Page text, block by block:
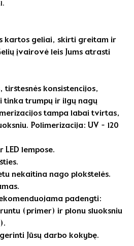
kartos geliai, skirti greitam ir
įvairovė leis Jums atrasti
tirštesnės konsistencijos,
tinka trumpų ir ilgų nagų
tampa labai tvirtas,
Polimerizacija: UV - 120
LED lempose.
nekaitina nago plokštelės.
padengti:
(primer) ir plonu sluoksniu
Jūsų darbo kokybę.